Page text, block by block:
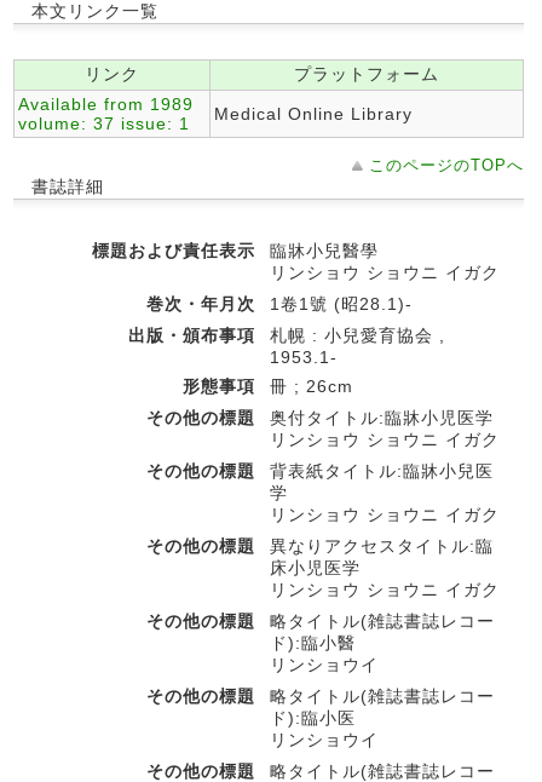
本文リンク一覧
リンク
プラットフォーム
Available from 1989
volume: 37 issue: 1
Medical Online Library
このページのTOPへ
書誌詳細
標題および責任表示
臨牀小兒醫學
リンショウ ショウニ イガク
巻次・年月次
1卷1號 (昭28.1)-
出版・頒布事項
札幌 : 小兒愛育協会 ,
1953.1-
形態事項
冊 ; 26cm
その他の標題
奥付タイトル:臨牀小児医学
リンショウ ショウニ イガク
その他の標題
背表紙タイトル:臨牀小兒医
学
リンショウ ショウニ イガク
その他の標題
異なりアクセスタイトル:臨
床小児医学
リンショウ ショウニ イガク
その他の標題
略タイトル(雑誌書誌レコー
ド):臨小醫
リンショウイ
その他の標題
略タイトル(雑誌書誌レコー
ド):臨小医
リンショウイ
その他の標題
略タイトル(雑誌書誌レコー